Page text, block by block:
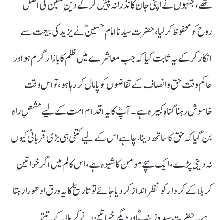
تھے، جنہوں نے اپنی جان کا نذرانہ پیش کر کے دینِ متین کی اصل
روح کو محفوظ کر لیا،حضرت سیدنا امام حسینؓ نے یزید کی بیعت سے
انکار کر کے یہ ثابت کیا کہ جب معاشرے میں ظلم کا بازار گرم ہو اور
حاکم وقت حق و انصاف کے تقاضوں کو پامال کر رہا ہو، تو اس وقت
خاموش رہنا گناہِ کبیرہ ہے۔ آپؓ کا یہ اقدام امت کے لیے مشعلِ راہ
بن گیا کہ حق کا ساتھ دینا، چاہے اس کے لیے کتنی ہی بڑی قربانی کیوں
نہ دینی پڑے، ایک سچے مومن کا شیوہ ہے، اس کالم میں اگر خواتینِ
کربلا کے کردار کو نظر انداز کر دیا جائے تو تاریخ کا یہ ورق ادھورا رہتا